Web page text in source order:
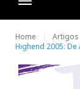
Home Artigos
Highend 2005: